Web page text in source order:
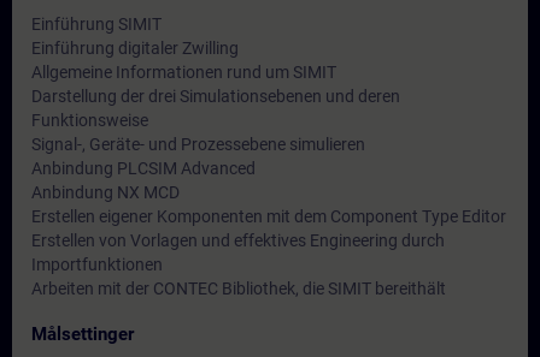
Einführung SIMIT
Einführung digitaler Zwilling
Allgemeine Informationen rund um SIMIT
Darstellung der drei Simulationsebenen und deren
Funktionsweise
Signal-, Geräte- und Prozessebene simulieren
Anbindung PLCSIM Advanced
Anbindung NX MCD
Erstellen eigener Komponenten mit dem Component Type Editor
Erstellen von Vorlagen und effektives Engineering durch
Importfunktionen
Arbeiten mit der CONTEC Bibliothek, die SIMIT bereithält
Målsettinger